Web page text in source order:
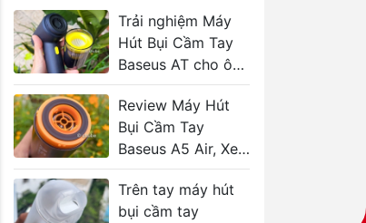
Trải nghiệm Máy
Hút Bụi Cầm Tay
Baseus AT cho ô
tô, bàn thờ
Review Máy Hút
Bụi Cầm Tay
Baseus A5 Air, Xe
Sạch Sẽ
Trên tay máy hút
bụi cầm tay